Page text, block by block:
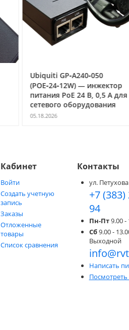
Ubiquiti GP‑A240‑050
(POE‑24‑12W) — инжектор
питания PoE 24 В, 0,5 А для
сетевого оборудования
05.18.2026
Кабинет
Войти
Создать учетную
запись
Заказы
Отложенные
товары
Список сравнения
Контакты
ул.
+7 (383)
94
Пн-Пт9.00 -
Сб9.00 -
Выходной
Написать
Посмотреть